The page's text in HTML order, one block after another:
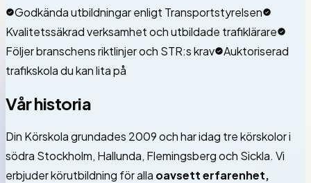
Godkända utbildningar enligt Transportstyrelsen
Kvalitetssäkrad verksamhet och utbildade trafiklärare
Följer branschens riktlinjer och STR:s krav
Auktoriserad
trafikskola du kan lita på
Vår historia
Din Körskolagrundades 2009 och har idag tre körskolor i
södra Stockholm, Hallunda, Flemingsberg och Sickla. Vi
erbjuder körutbildning för alla oavsett erfarenhet,